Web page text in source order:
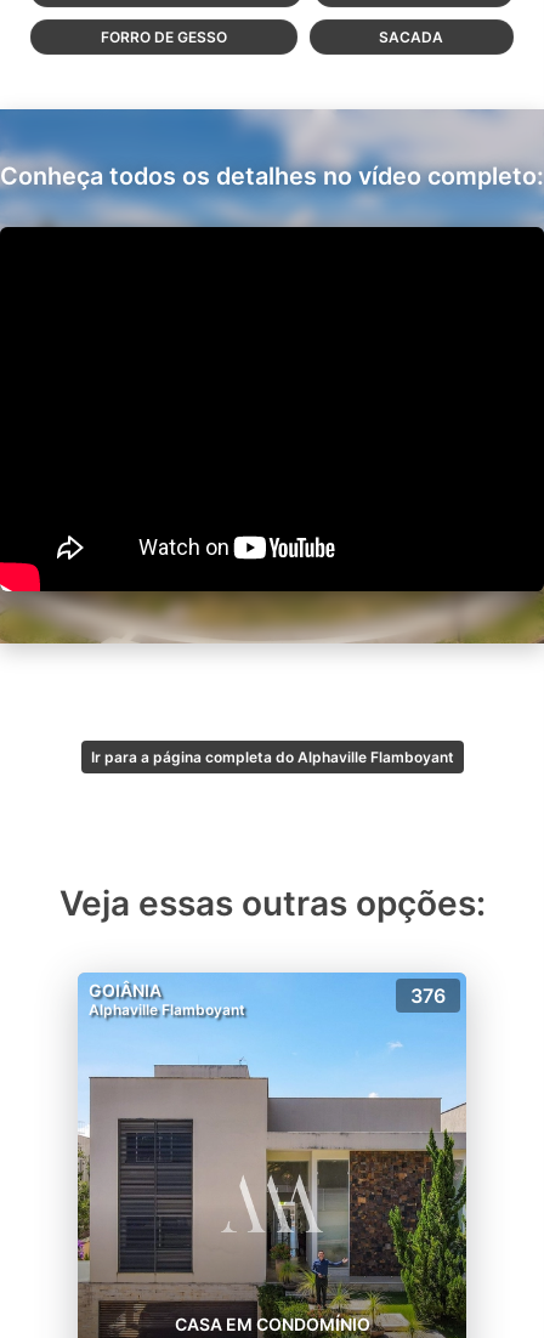
FORRO DE GESSO SACADA
Conheça todos os detalhes no vídeo completo:
Ir para a página completa do Alphaville Flamboyant
Veja essas outras opções:
GOIÂNIA
Alphaville Flamboyant
376
CASA EM CONDOMÍNIO